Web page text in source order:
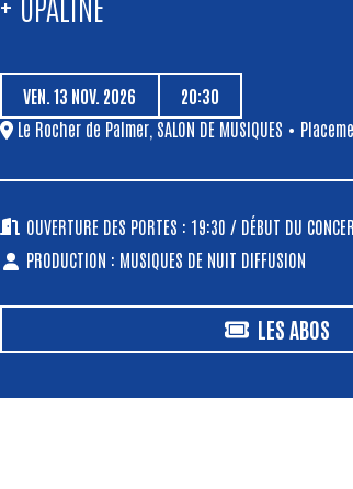
VEN. 13 NOV. 2026
20:30
Le Rocher de Palmer, SALON DE MUSIQUES •
OUVERTURE DES PORTES : 19:30 / DÉBUT DU
PRODUCTION : MUSIQUES DE NUIT DIFFUSION
LES ABOS